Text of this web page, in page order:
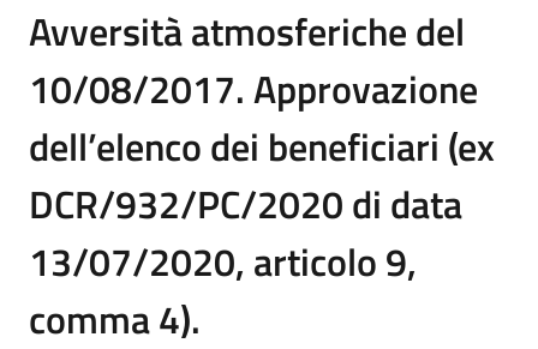
Avversità atmosferiche del
10/08/2017. Approvazione
dell’elenco dei beneficiari (ex
DCR/932/PC/2020 di data
13/07/2020, articolo 9,
comma 4).